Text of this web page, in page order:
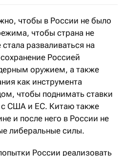
чтобы в России не было
чтобы страна не
разваливаться на
Россией
оружием, а также
как инструмента
чтобы поднимать ставки
с США и ЕС. Китаю также
и после него в России не
либеральные силы.
России реализовать